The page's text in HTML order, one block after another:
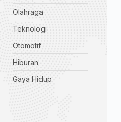
Olahraga
Teknologi
Otomotif
Hiburan
Gaya Hidup